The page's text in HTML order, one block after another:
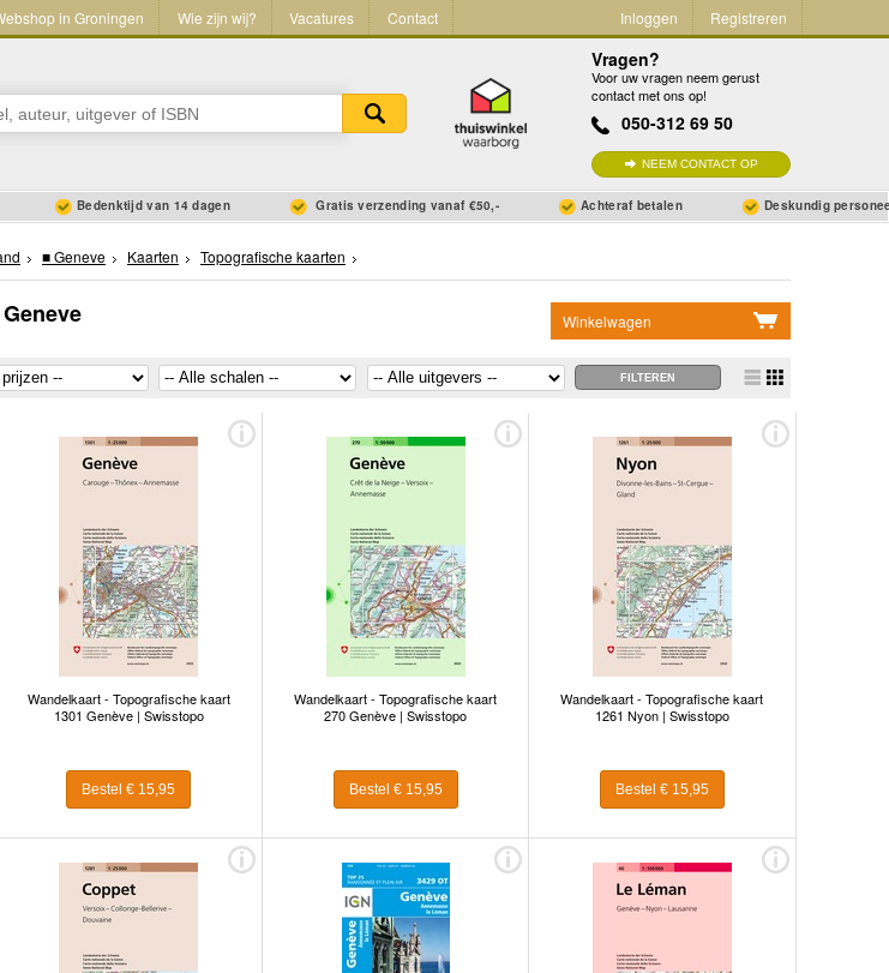
in Groningen Wie zijn wij? Vacatures Contact Inloggen Registreren
Vragen?
Voor uw vragen neem gerust
contact met ons op!
050-312 69 50
NEEM CONTACT OP
Bedenktijd van 14 dagen Gratis verzending vanaf €50,- Achteraf betalen Deskundig
■ Geneve Kaarten Topografische kaarten
Winkelwagen
Ga naar winkelwagen
Wandelkaart - Topografische kaart
1301 Genève | Swisstopo
Bestel € 15,95
Wandelkaart - Topografische kaart
270 Genève | Swisstopo
Bestel € 15,95
Wandelkaart - Topografische kaart
1261 Nyon | Swisstopo
Bestel € 15,95